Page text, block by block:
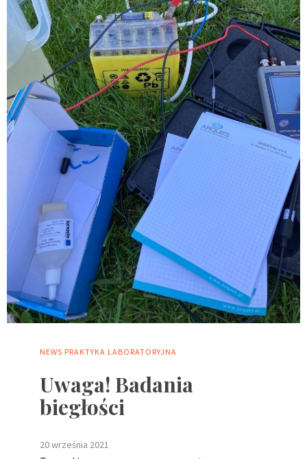
NEWS PRAKTYKA LABORATORYJNA
Uwaga! Badania
biegłości
20 września 2021